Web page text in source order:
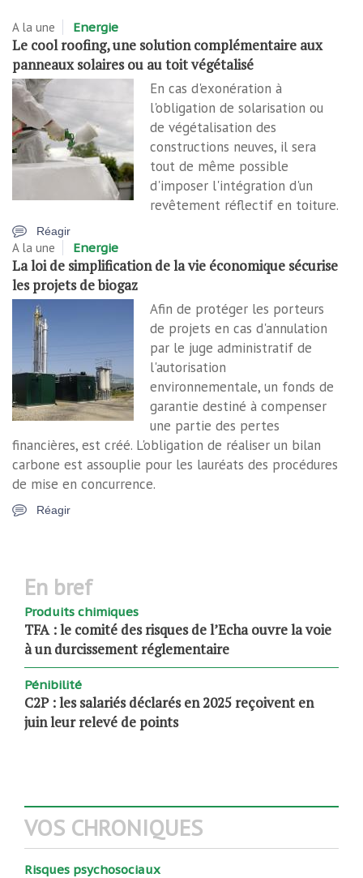
A la une Energie
Le cool roofing, une solution complémentaire aux
panneaux solaires ou au toit végétalisé
En cas d'exonération à
l'obligation de solarisation ou
de végétalisation des
constructions neuves, il sera
tout de même possible
d'imposer l'intégration d'un
revêtement réflectif en toiture.
Réagir
A la une Energie
La loi de simplification de la vie économique sécurise
les projets de biogaz
Afin de protéger les porteurs
de projets en cas d'annulation
par le juge administratif de
l'autorisation
environnementale, un fonds de
garantie destiné à compenser
une partie des pertes
financières, est créé. L'obligation de réaliser un bilan
carbone est assouplie pour les lauréats des procédures
de mise en concurrence.
Réagir
en bref
Produits chimiques
TFA : le comité des risques de l’Echa ouvre la voie
à un durcissement réglementaire
Pénibilité
C2P : les salariés déclarés en 2025 reçoivent en
juin leur relevé de points
VOS CHRONIQUES
Risques psychosociaux